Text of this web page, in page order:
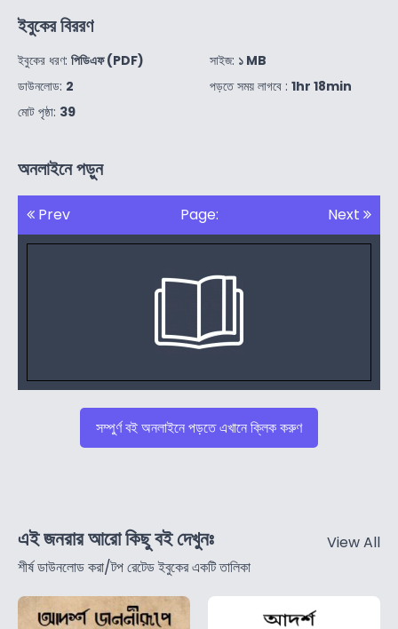
ইবুকের বিররণ
ইবুকের ধরণ: পিডিএফ (PDF)
ডাউনলোড: 2
মোট পৃষ্ঠা: 39
সাইজ: ১ MB
পড়তে সময় লাগবে : 1hr 18min
অনলাইনে পড়ুন
Prev Page: Next
সম্পুর্ণ বই অনলাইনে পড়তে এখানে ক্লিক করুণ
এই জনরার আরো কিছু বই দেখুনঃ
শীর্ষ ডাউনলোড করা/টপ রেটেড ইবুকের একটি তালিকা
View All